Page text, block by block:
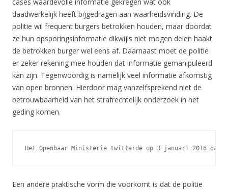
daadwerkelijk heeft bijgedragen aan waarheidsvinding. De
politie wil frequent burgers betrokken houden, maar doordat
ze hun opsporingsinformatie dikwijls niet mogen delen haakt
de betrokken burger wel eens af. Daarnaast moet de politie
er zeker rekening mee houden dat informatie gemanipuleerd
kan zijn. Tegenwoordig is namelijk veel informatie afkomstig
van open bronnen. Hierdoor mag vanzelfsprekend niet de
betrouwbaarheid van het strafrechtelijk onderzoek in het
geding komen.
Het Openbaar Ministerie twitterde op 3 januari 2016 dat
Een andere praktische vorm die voorkomt is dat de politie